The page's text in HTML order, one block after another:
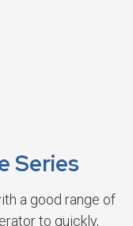
Series
a good range of
to quickly,